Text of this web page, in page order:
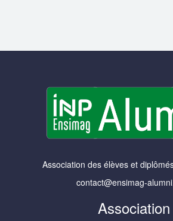
Association des élèves et
contact@ensimag-
Association